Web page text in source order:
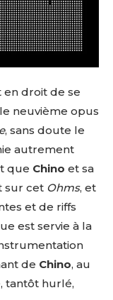
en droit de se
neuvième opus
, sans doute le
autrement
que Chino et sa
sur cet Ohms, et
et de riffs
est servie à la
de Chino, au
tantôt hurlé,